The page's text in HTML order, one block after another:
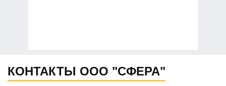
КОНТАКТЫ ООО "СФЕРА"